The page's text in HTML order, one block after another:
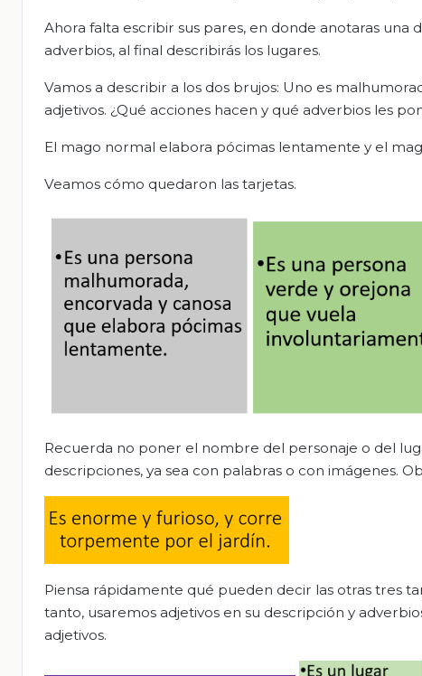
Ahora falta escribir sus pares, en donde anotaras una
adverbios, al final describirás los lugares.
Vamos a describir a los dos brujos: Uno es
adjetivos. ¿Qué acciones hacen y qué adverbios les
El mago normal elabora pócimas lentamente y el
Veamos cómo quedaron las tarjetas.
Recuerda no poner el nombre del personaje o del
descripciones, ya sea con palabras o con imágenes.
Piensa rápidamente qué pueden decir las otras tres
tanto, usaremos adjetivos en su descripción y
adjetivos.